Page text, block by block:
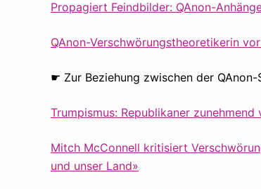
Propagiert Feindbilder: QAnon-
QAnon-Verschwörungstheoretikerin
☛ Zur Beziehung zwischen der
Trumpismus: Republikaner
Mitch McConnell kritisiert
und unser Land»